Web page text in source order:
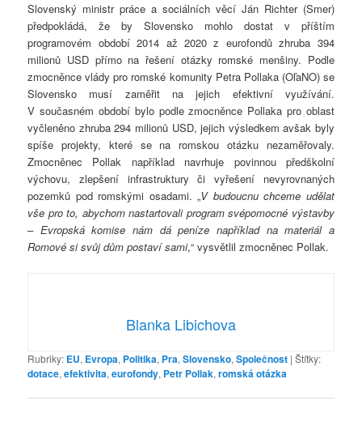
Slovenský ministr práce a sociálních věcí Ján Richter (Smer)
předpokládá, že by Slovensko mohlo dostat v příštím
programovém období 2014 až 2020 z eurofondů zhruba 394
milionů USD přímo na řešení otázky romské menšiny. Podle
zmocněnce vlády pro romské komunity Petra Pollaka (OľaNO) se
Slovensko musí zaměřit na jejich efektivní využívání.
V současném období bylo podle zmocněnce Pollaka pro oblast
vyčleněno zhruba 294 milionů USD, jejich výsledkem avšak byly
spíše projekty, které se na romskou otázku nezaměřovaly.
Zmocněnec Pollak například navrhuje povinnou předškolní
výchovu, zlepšení infrastruktury či vyřešení nevyrovnaných
pozemků pod romskými osadami. „V budoucnu chceme udělat
vše pro to, abychom nastartovali program svépomocné výstavby
– Evropská komise nám dá peníze například na materiál a
Romové si svůj dům postaví sami,“ vysvětlil zmocněnec Pollak.
Blanka Libichova
Rubriky: EU, Evropa, Politika, Pra,Slovensko,Společnost |Štítky:
dotace,efektivita,eurofondy, Petr Pollak,romská otázka